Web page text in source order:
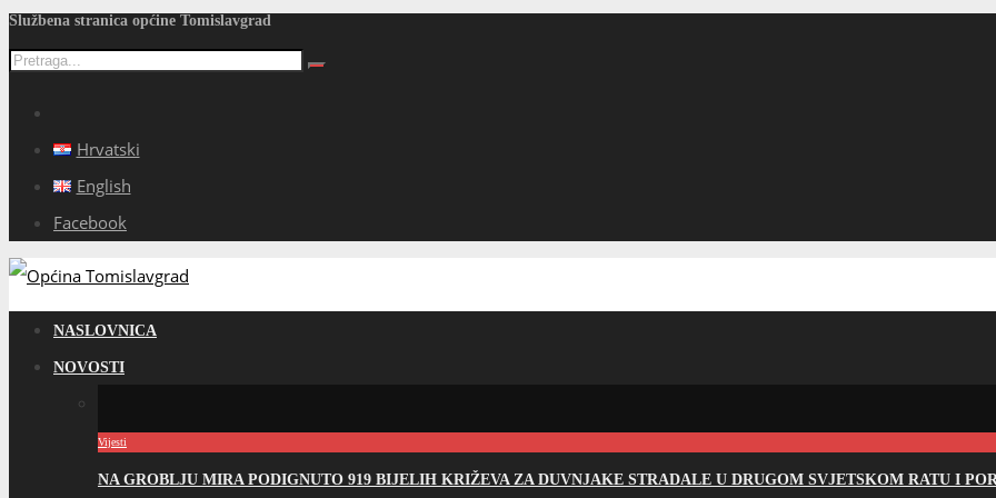
Službena stranica općine Tomislavgrad
Hrvatski
English
Facebook
NASLOVNICA
NOVOSTI
Vijesti
NA GROBLJU MIRA PODIGNUTO 919 BIJELIH KRIŽEVA ZA DUVNJAKE STRADALE U DRUGOM SVJETSKOM RATU I